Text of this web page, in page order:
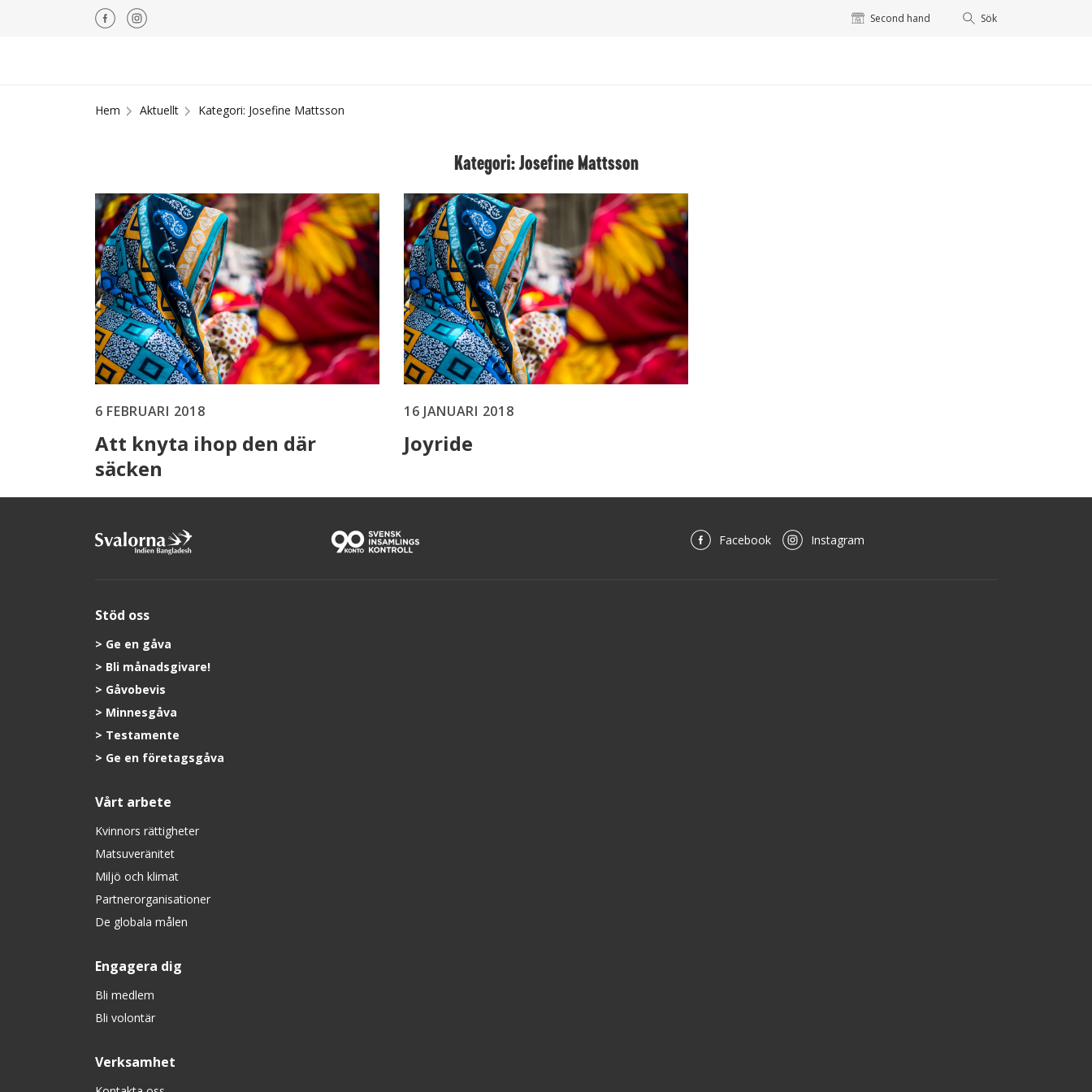
Second hand Sök
Hem Aktuellt Kategori: Josefine Mattsson
Kategori: Josefine Mattsson
6 FEBRUARI 2018
Att knyta ihop den där
säcken
16 JANUARI 2018
Joyride
Facebook Instagram
Stöd oss
Ge en gåva
Bli månadsgivare!
Gåvobevis
Minnesgåva
Testamente
Ge en företagsgåva
Vårt arbete
Kvinnors rättigheter
Matsuveränitet
Miljö och klimat
Partnerorganisationer
De globala målen
Engagera dig
Bli medlem
Bli volontär
Verksamhet